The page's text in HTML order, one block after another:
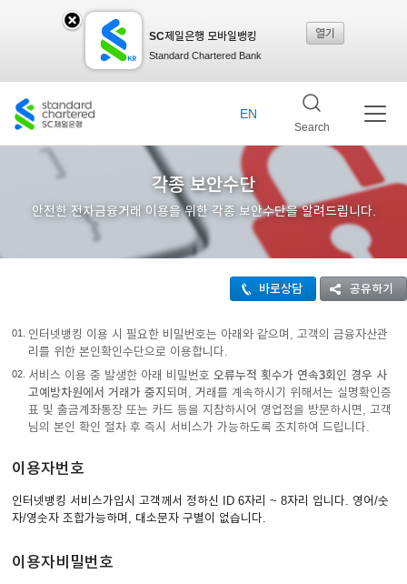
SC제일은행 모바일뱅킹
Standard Chartered Bank
열기
제일
킹레
이어
창 닫
기
Search
EN
각종 보안수단
안전한 전자금융거래 이용을 위한 각종 보안수단을 알려드립니다.
바로상담 공유하기
01.
인터넷뱅킹 이용 시 필요한 비밀번호는 아래와 같으며, 고객의 금융자산관
리를 위한 본인확인수단으로 이용합니다.
02. 서비스 이용 중 발생한 아래 비밀번호 오류누적 횟수가 연속3회인 경우 사
고예방차원에서 거래가 중지 되며, 거래를 계속하시기 위해서는 실명확인증
표 및 출금계좌통장 또는 카드 등을 지참하시어 영업점을 방문하시면, 고객
님의 본인 확인 절차 후 즉시 서비스가 가능하도록 조치하여 드립니다.
이용자번호
인터넷뱅킹 서비스가입시 고객께서 정하신 ID 6자리 ~ 8자리 입니다. 영어/숫
자/영숫자 조합가능하며, 대소문자 구별이 없습니다.
이용자비밀번호